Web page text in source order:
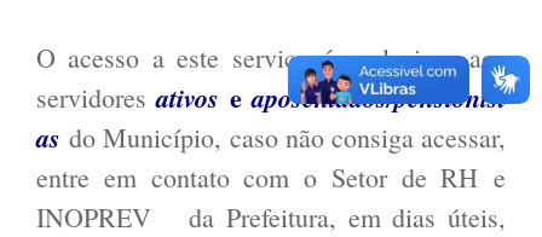
Plano de Capacitação
Recursos Liberados
O acesso a este serviço é exclusivos aos
servidoresativos eaposentados/pensionist
as do Município, caso não consiga acessar,
entre em contato com o Setor de RH e
INOPREV da Prefeitura, em dias úteis,